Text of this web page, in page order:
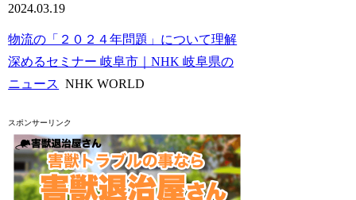
2024.03.19
物流の「２０２４年問題」について理解
深めるセミナー 岐阜市｜NHK 岐阜県の
ニュース NHK WORLD
スポンサーリンク